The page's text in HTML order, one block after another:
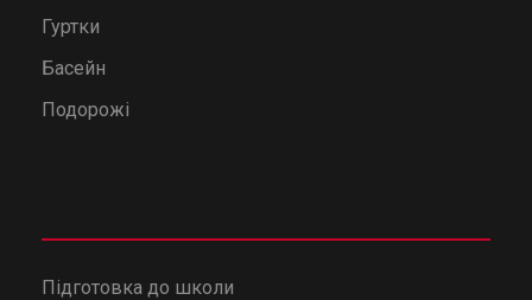
Гуртки
Басейн
Подорожі
Підготовка до школи